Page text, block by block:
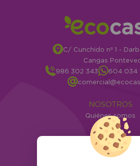
C/ Cunchido nº 1 -
Cangas
986 302 343
604 034
NOSOTROS
Quiénes somos
Info
ATENCIÓN AL
Envíos y